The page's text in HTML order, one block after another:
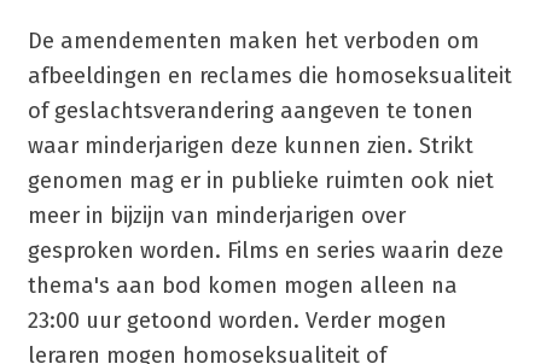
De amendementen maken het verboden om
afbeeldingen en reclames die homoseksualiteit
of geslachtsverandering aangeven te tonen
waar minderjarigen deze kunnen zien. Strikt
genomen mag er in publieke ruimten ook niet
meer in bijzijn van minderjarigen over
gesproken worden. Films en series waarin deze
thema's aan bod komen mogen alleen na
23:00 uur getoond worden. Verder mogen
leraren mogen homoseksualiteit of